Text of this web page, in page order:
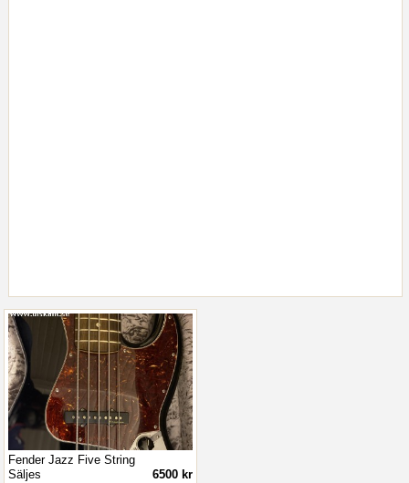
Fender Jazz Five String
6500 kr
Säljes